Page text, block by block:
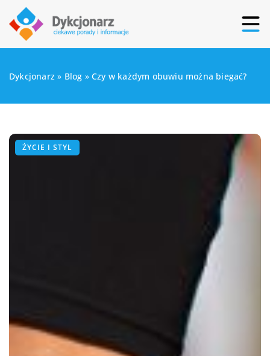
Dykcjonarz » Blog »Czy w każdym obuwiu można biegać?
ŻYCIE I STYL